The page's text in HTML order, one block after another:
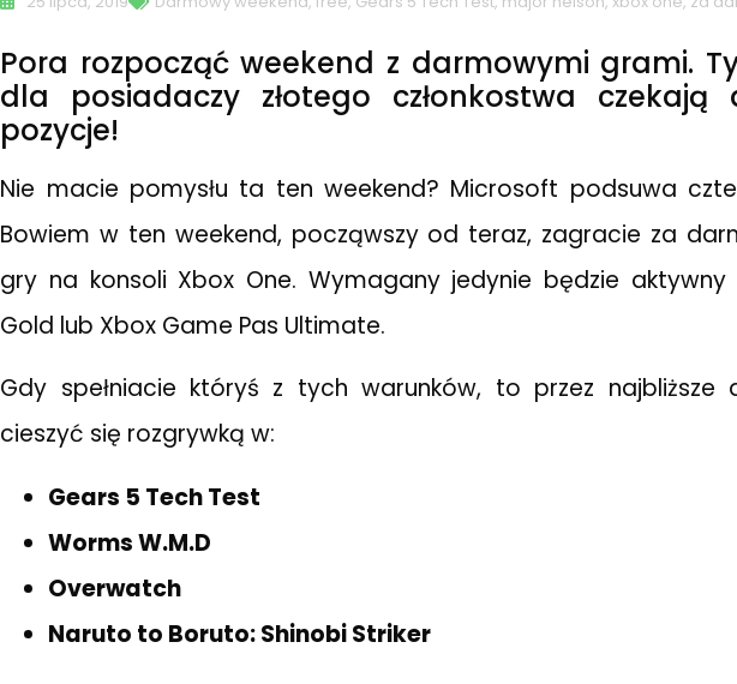
Pora rozpocząć weekend z darmowymi grami.
dla posiadaczy złotego członkostwa czekają
pozycje!
Nie macie pomysłu ta ten weekend? Microsoft podsuwa
Bowiem w ten weekend, począwszy od teraz, zagracie za
gry na konsoli Xbox One. Wymagany jedynie będzie
Gold lub Xbox Game Pas Ultimate.
Gdy spełniacie któryś z tych warunków, to przez najbliższe
cieszyć się rozgrywką w:
Gears 5 Tech Test
Worms W.M.D
Overwatch
Naruto to Boruto: Shinobi Striker